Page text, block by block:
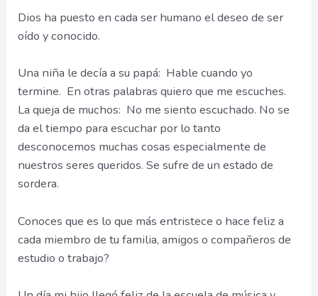
Dios ha puesto en cada ser humano el deseo de ser
oído y conocido.
Una niña le decía a su papá: Hable cuando yo
termine. En otras palabras quiero que me escuches.
La queja de muchos: No me siento escuchado. No se
da el tiempo para escuchar por lo tanto
desconocemos muchas cosas especialmente de
nuestros seres queridos. Se sufre de un estado de
sordera.
Conoces que es lo que más entristece o hace feliz a
cada miembro de tu familia, amigos o compañeros de
estudio o trabajo?